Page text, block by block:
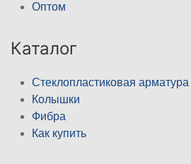
Оптом
Каталог
Стеклопластиковая арматура
Колышки
Фибра
Как купить